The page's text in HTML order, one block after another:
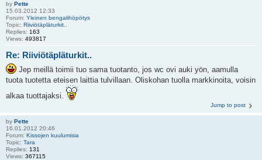
by Pette
15.03.2012 12:33
Forum: Yleinen bengalihöpötys
Topic: Riiviötäpläturkit..
Replies: 163
Views: 493817
Re: Riiviötäpläturkit..
Jep meillä toimii tuo sama tuotanto, jos wc ovi auki yön, aamulla
tuota tuotetta eteisen laittia tulvillaan. Oliskohan tuolla markkinoita, voisin
alkaa tuottajaksi.
Jump to post
by Pette
16.01.2012 20:46
Forum: Kissojen kuulumisia
Topic: Tara
Replies: 131
Views: 367115